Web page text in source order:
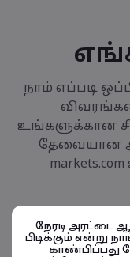
நாம் எப்படி
உங்களுக்கான
தேவையான
நேரடி அரட்டை
பிடிக்கும்